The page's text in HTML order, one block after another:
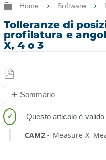
Chiedere aiuto
Ingrandisci/riduci
Home Software
Tolleranze di
profilatura e
X, 4 o 3
Salva
come
PDF
Sommario
No
intestazioni
CAM2 Measure X